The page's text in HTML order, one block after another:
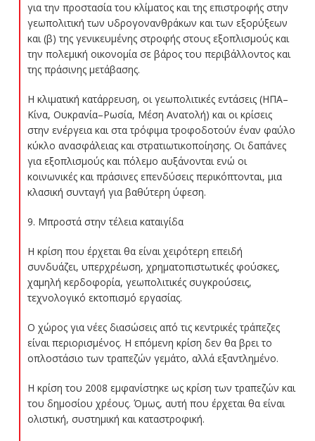
για την προστασία του κλίματος και της επιστροφής στην
γεωπολιτική των υδρογονανθράκων και των εξορύξεων
και (β) της γενικευμένης στροφής στους εξοπλισμούς και
την πολεμική οικονομία σε βάρος του περιβάλλοντος και
της πράσινης μετάβασης.
Η κλιματική κατάρρευση, οι γεωπολιτικές εντάσεις (ΗΠΑ–
Κίνα, Ουκρανία–Ρωσία, Μέση Ανατολή) και οι κρίσεις
στην ενέργεια και στα τρόφιμα τροφοδοτούν έναν φαύλο
κύκλο ανασφάλειας και στρατιωτικοποίησης. Οι δαπάνες
για εξοπλισμούς και πόλεμο αυξάνονται ενώ οι
κοινωνικές και πράσινες επενδύσεις περικόπτονται, μια
κλασική συνταγή για βαθύτερη ύφεση.
9. Μπροστά στην τέλεια καταιγίδα
Η κρίση που έρχεται θα είναι χειρότερη επειδή
συνδυάζει, υπερχρέωση, χρηματοπιστωτικές φούσκες,
χαμηλή κερδοφορία, γεωπολιτικές συγκρούσεις,
τεχνολογικό εκτοπισμό εργασίας.
Ο χώρος για νέες διασώσεις από τις κεντρικές τράπεζες
είναι περιορισμένος. Η επόμενη κρίση δεν θα βρει το
οπλοστάσιο των τραπεζών γεμάτο, αλλά εξαντλημένο.
Η κρίση του 2008 εμφανίστηκε ως κρίση των τραπεζών και
του δημοσίου χρέους. Όμως, αυτή που έρχεται θα είναι
ολιστική, συστημική και καταστροφική.